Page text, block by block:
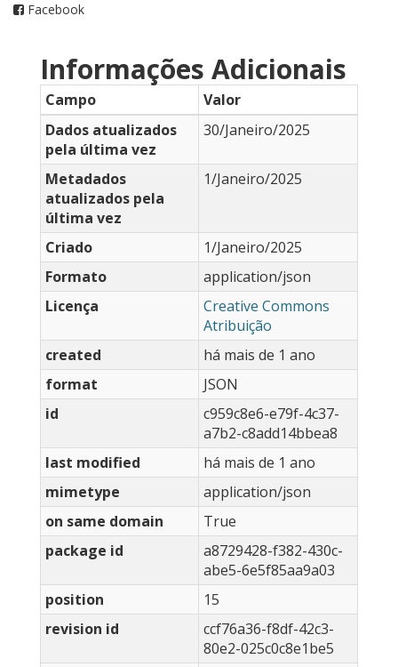
Facebook
Informações Adicionais
Campo
Valor
Dados atualizados
pela última vez
30/Janeiro/2025
Metadados
atualizados pela
última vez
1/Janeiro/2025
Criado
1/Janeiro/2025
Formato
application/json
Licença
Creative Commons
Atribuição
created
há mais de 1 ano
format
JSON
id
c959c8e6-e79f-4c37-
a7b2-c8add14bbea8
last modified
há mais de 1 ano
mimetype
application/json
on same domain
True
package id
a8729428-f382-430c-
abe5-6e5f85aa9a03
position
15
revision id
ccf76a36-f8df-42c3-
80e2-025c0c8e1be5